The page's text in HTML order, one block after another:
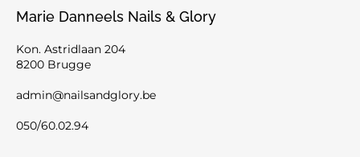
Marie Danneels Nails & Glory
Kon. Astridlaan 204
8200 Brugge
admin@nailsandglory.be
050/60.02.94